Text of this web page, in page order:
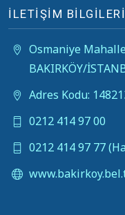
İLETİŞİM BİLGİLERİ
Osmaniye
BAKIRKÖY/
Adres Kodu:
0212 414 97 00
0212 414 97 77